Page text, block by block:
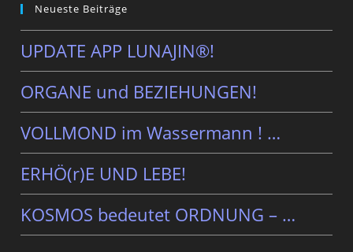
Neueste Beiträge
UPDATE APP LUNAJIN®!
ORGANE und BEZIEHUNGEN!
VOLLMOND im Wassermann ! …
ERHÖ(r)E UND LEBE!
KOSMOS bedeutet ORDNUNG – …